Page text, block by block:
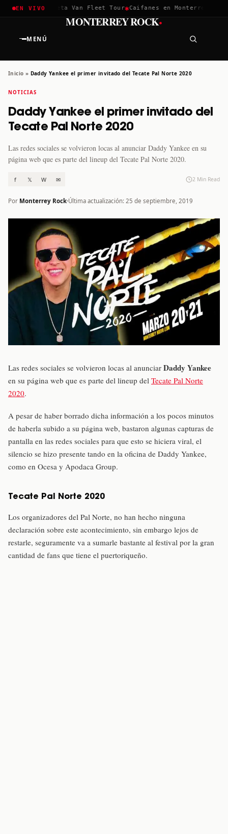
EN VIVO
2026✱Greta Van Fleet Tour✱Caifanes en Monterrey · 12
MENÚ
MONTERREY ROCK·
Inicio » Daddy Yankee el primer invitado del Tecate Pal Norte 2020
NOTICIAS
Daddy Yankee el primer invitado del
Tecate Pal Norte 2020
Las redes sociales se volvieron locas al anunciar Daddy Yankee en su
página web que es parte del lineup del Tecate Pal Norte 2020.
f 𝕏 W ✉ 2 Min Read
Por Monterrey Rock Última actualización: 25 de septiembre, 2019
Las redes sociales se volvieron locas al anunciar Daddy Yankee
en su página web que es parte del lineup del Tecate Pal Norte
2020.
A pesar de haber borrado dicha información a los pocos minutos
de haberla subido a su página web, bastaron algunas capturas de
pantalla en las redes sociales para que esto se hiciera viral, el
silencio se hizo presente tando en la oficina de Daddy Yankee,
como en Ocesa y Apodaca Group.
Tecate Pal Norte 2020
Los organizadores del Pal Norte, no han hecho ninguna
declaración sobre este acontecimiento, sin embargo lejos de
restarle, seguramente va a sumarle bastante al festival por la gran
cantidad de fans que tiene el puertoriqueño.